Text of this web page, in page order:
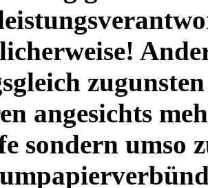
angesichts
sondern umso